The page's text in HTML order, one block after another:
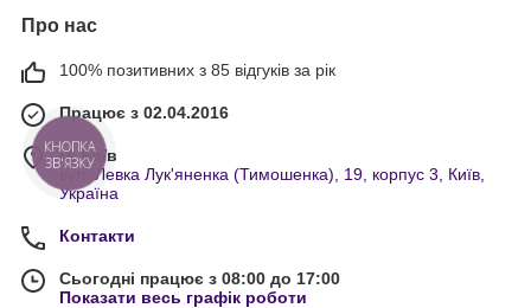
Про нас
100% позитивних з 85 відгуків за рік
Працює з 02.04.2016
м. Київ
вул. Левка Лук'яненка (Тимошенка), 19, корпус 3, Київ,
Україна
Контакти
Сьогодні працює з 08:00 до 17:00
Показати весь графік роботи
КНОПКА
ЗВ'ЯЗКУ